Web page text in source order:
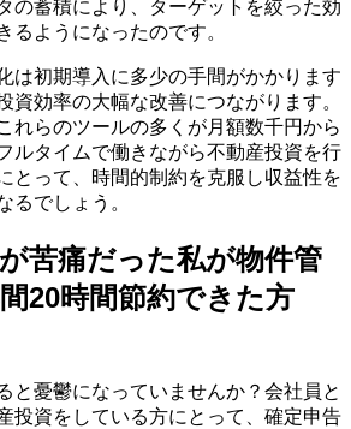
の蓄積により、ターゲットを絞った効
るようになったのです。
は初期導入に多少の手間がかかります
資効率の大幅な改善につながります。
れらのツールの多くが月額数千円から
ルタイムで働きながら不動産投資を行
とって、時間的制約を克服し収益性を
るでしょう。
苦痛だった私が物件管
20時間節約できた方
と憂鬱になっていませんか？会社員と
投資をしている方にとって、確定申告